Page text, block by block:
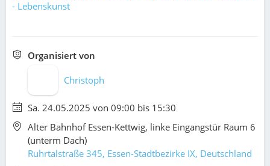
- Lebenskunst
Organisiert von
Christoph
Sa. 24.05.2025 von 09:00 bis 15:30
Alter Bahnhof Essen-Kettwig, linke Eingangstür Raum 6
(unterm Dach)
Ruhrtalstraße 345, Essen-Stadtbezirke IX, Deutschland